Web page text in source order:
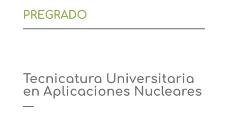
PREGRADO
Tecnicatura Universitaria
en Aplicaciones Nucleares